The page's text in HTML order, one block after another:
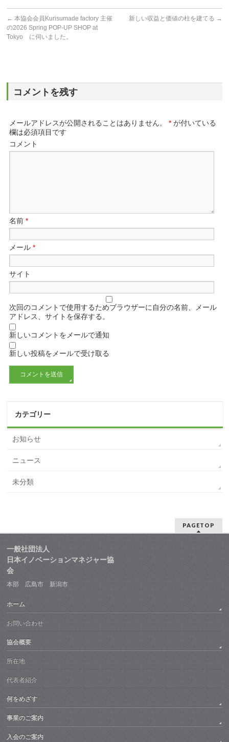
← 本協会会員Kurisumade factory 主催
の2026 Spring POP-UP SHOP at
Tokyo に伺いました。
新しい収益と価値の柱を建てる →
コメントを残す
メールアドレスが公開されることはありません。 * が付いている
欄は必須項目です
コメント
名前*
メール*
サイト
次回のコメントで使用するためブラウザーに自分の名前、メール
アドレス、サイトを保存する。
新しいコメントをメールで通知
新しい投稿をメールで受け取る
カテゴリー
お知らせ
ニュース
未分類
PAGETOP
一般社団法人
日本イノベーションマネジャー協
会
本部 広島市 新潟市
ホーム
お問い合わせ
協会概要
所在地
代表者紹介
何をめざす
事業のご案内
入会のご案内